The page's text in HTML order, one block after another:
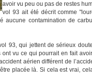
avoir vu peu ou pas de restes
vol 93 ait été décrit comme
aucune contamination de
93, qui jettent de sérieux
vu ce qui pourrait en fait
aérien différent de
placée là. Si cela est vrai,